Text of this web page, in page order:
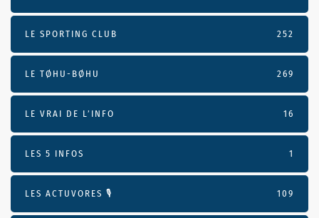
LE SPORTING CLUB 252
LE TØHU-BØHU 269
LE VRAI DE L’INFO 16
LES 5 INFOS 1
LES ACTUVORES 🎙 109